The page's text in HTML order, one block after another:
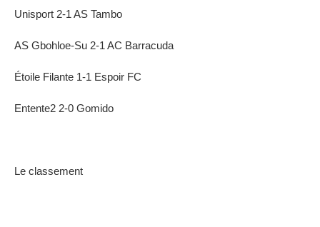
Unisport 2-1 AS Tambo
AS Gbohloe-Su 2-1 AC Barracuda
Étoile Filante 1-1 Espoir FC
Entente2 2-0 Gomido
Le classement